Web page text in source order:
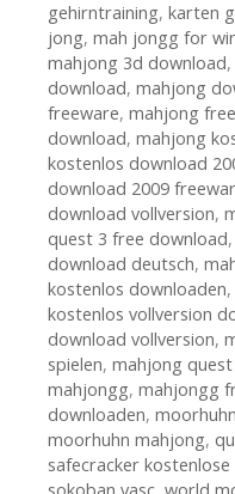
gehirntraining, karten
jong, mah jongg for
mahjong 3d download,
download, mahjong
freeware, mahjong
download, mahjong
kostenlos download
download 2009
download vollversion,
quest 3 free download,
download deutsch,
kostenlos downloaden,
kostenlos vollversion
download vollversion,
spielen, mahjong
mahjongg, mahjongg
downloaden,
moorhuhn mahjong,
safecracker
sokoban yasc, world